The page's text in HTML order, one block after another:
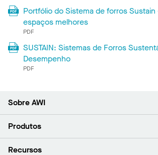
Portfólio do Sistema de forros Sustain
espaços melhores
PDF
SUSTAIN: Sistemas de Forros
Desempenho
PDF
Sobre AWI
Sobre nós (em inglês)
Produtos
Forros
Recursos